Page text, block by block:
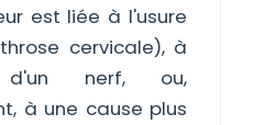
est liée à l'usure
cervicale), à
nerf, ou,
à une cause plus